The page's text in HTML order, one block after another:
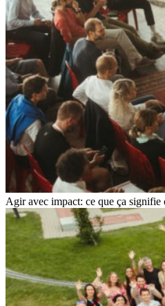
Agir avec impact: ce que ça signifie